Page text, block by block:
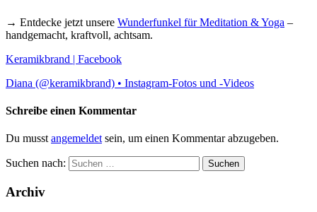
→ Entdecke jetzt unsere Wunderfunkel für Meditation & Yoga –
handgemacht, kraftvoll, achtsam.
Keramikbrand | Facebook
Diana (@keramikbrand) • Instagram-Fotos und -Videos
Schreibe einen Kommentar
Du musst angemeldet sein, um einen Kommentar abzugeben.
Suchen nach:
Archiv